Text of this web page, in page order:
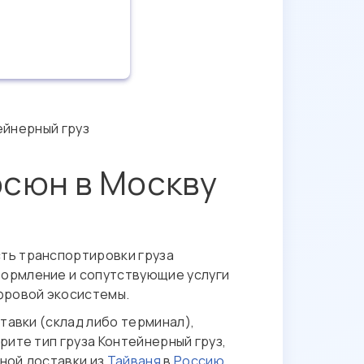
груз
в Москву
транспортировки груза
и сопутствующие услуги
экосистемы.
(склад либо терминал),
тип груза Контейнерный груз,